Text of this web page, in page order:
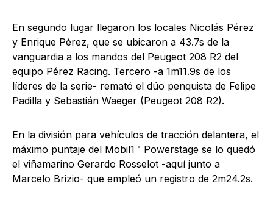
En segundo lugar llegaron los locales Nicolás Pérez
y Enrique Pérez, que se ubicaron a 43.7s de la
vanguardia a los mandos del Peugeot 208 R2 del
equipo Pérez Racing. Tercero -a 1m11.9s de los
líderes de la serie- remató el dúo penquista de Felipe
Padilla y Sebastián Waeger (Peugeot 208 R2).
En la división para vehículos de tracción delantera, el
máximo puntaje del Mobil1™ Powerstage se lo quedó
el viñamarino Gerardo Rosselot -aquí junto a
Marcelo Brizio- que empleó un registro de 2m24.2s.